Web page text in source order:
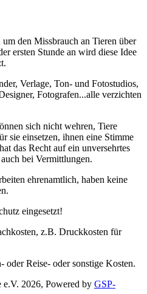
den Missbrauch an Tieren über
ersten Stunde an wird diese Idee
Verlage, Ton- und Fotostudios,
Fotografen...alle verzichten
sich nicht wehren, Tiere
sie einsetzen, ihnen eine Stimme
das Recht auf ein unversehrtes
bei Vermittlungen.
ehrenamtlich, haben keine
eingesetzt!
z.B. Druckkosten für
oder Reise- oder sonstige Kosten.
2026, Powered by GSP-